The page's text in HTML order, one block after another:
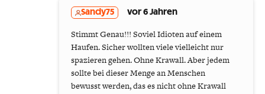
Sandy75 vor 6 Jahren
Stimmt Genau!!! Soviel Idioten auf einem
Haufen. Sicher wollten viele vielleicht nur
spazieren gehen. Ohne Krawall. Aber jedem
sollte bei dieser Menge an Menschen
bewusst werden, das es nicht ohne Krawall